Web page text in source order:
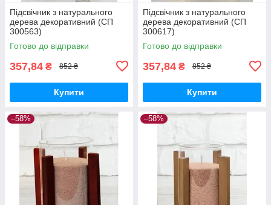
Підсвічник з натурального
дерева декоративний (СП
300563)
Готово до відправки
357,84 ₴ 852 ₴
Купити
Підсвічник з натурального
дерева декоративний (СП
300617)
Готово до відправки
357,84 ₴ 852 ₴
Купити
–58% –58%